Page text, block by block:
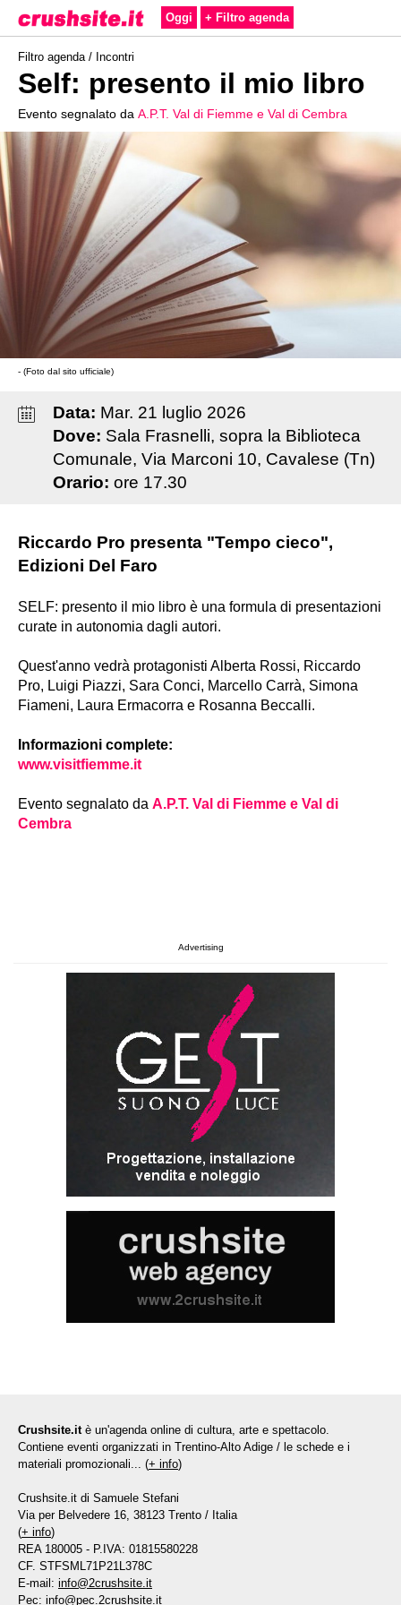
Oggi + Filtro agenda
Filtro agenda / Incontri
Self: presento il mio libro
Evento segnalato da A.P.T. Val di Fiemme e Val di Cembra
- (Foto dal sito ufficiale)
Data: Mar. 21 luglio 2026
Dove: Sala Frasnelli, sopra la Biblioteca
Comunale, Via Marconi 10, Cavalese (Tn)
Orario: ore 17.30
Riccardo Pro presenta "Tempo cieco",
Edizioni Del Faro
SELF: presento il mio libro è una formula di presentazioni
curate in autonomia dagli autori.
Quest'anno vedrà protagonisti Alberta Rossi, Riccardo
Pro, Luigi Piazzi, Sara Conci, Marcello Carrà, Simona
Fiameni, Laura Ermacorra e Rosanna Beccalli.
Informazioni complete:
www.visitfiemme.it
Evento segnalato da A.P.T. Val di Fiemme e Val di
Cembra
Advertising
Crushsite.it è un'agenda online di cultura, arte e spettacolo.
Contiene eventi organizzati in Trentino-Alto Adige / le schede e i
materiali promozionali... (+ info)
Crushsite.it di Samuele Stefani
Via per Belvedere 16, 38123 Trento / Italia
(+ info)
REA 180005 - P.IVA: 01815580228
CF. STFSML71P21L378C
E-mail: info@2crushsite.it
Pec: info@pec.2crushsite.it